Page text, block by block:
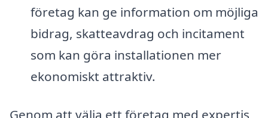
företag kan ge information om möjliga
bidrag, skatteavdrag och incitament
som kan göra installationen mer
ekonomiskt attraktiv.
Genom att välja ett företag med expertis